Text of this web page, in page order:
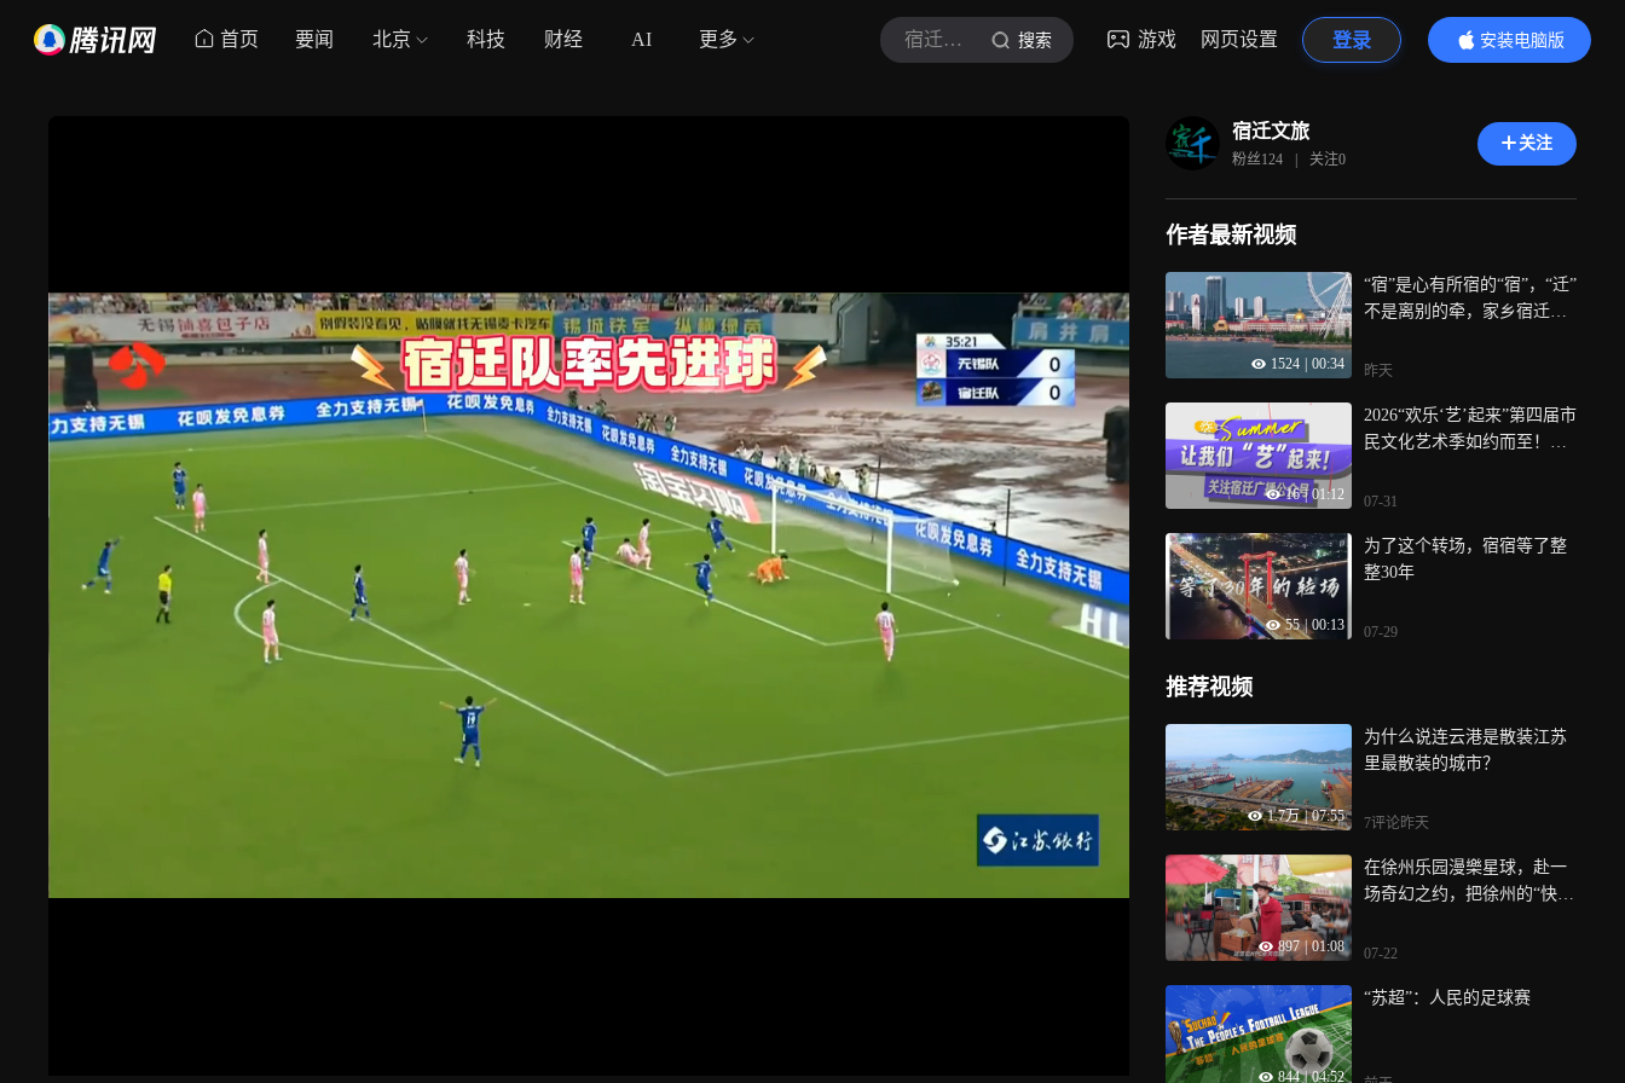
首页 要闻 北京 科技 财经 AI 更多 宿迁文旅 搜索 游戏 网页设置 登录
安装电脑版
内容更精彩
宿迁文旅
粉丝124 | 关注0
关注
作者最新视频
1524 00:34
“宿”是心有所宿的“宿”，“迁”
不是离别的牵，家乡宿迁一
昨天
16 | 01:12
2026“欢乐‘艺’起来”第四届市
民文化艺术季如约而至！全
享，零门槛报名，只要你热
07-31
55 | 00:13
为了这个转场，宿宿等了整
整30年
07-29
推荐视频
1.7万 | 07:55
为什么说连云港是散装江苏
里最散装的城市？
7评论昨天
897 | 01:08
在徐州乐园漫樂星球，赴一
场奇幻之约，把徐州的“快乐
PC全员戏精附体
07-22
844 | 04:52
“苏超”：人民的足球赛